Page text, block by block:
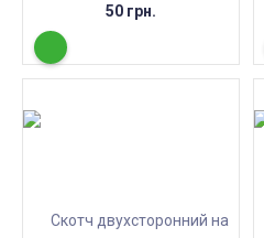
50 грн.